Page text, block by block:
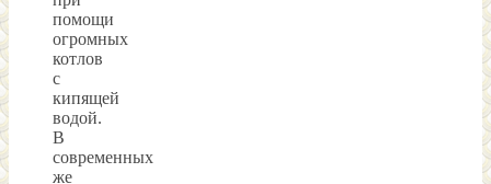
помощи
огромных
котлов
с
кипящей
водой.
В
современных
же